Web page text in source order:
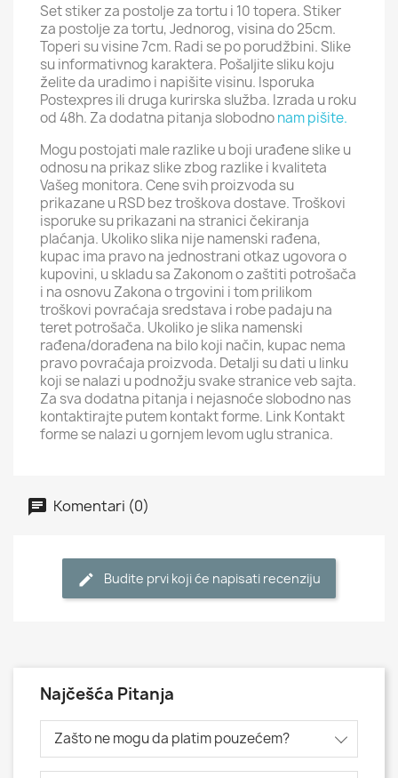
Set stiker za postolje za tortu i 10 topera. Stiker
za postolje za tortu, Jednorog, visina do 25cm.
Toperi su visine 7cm. Radi se po porudžbini. Slike
su informativnog karaktera. Pošaljite sliku koju
želite da uradimo i napišite visinu. Isporuka
Postexpres ili druga kurirska služba. Izrada u roku
od 48h. Za dodatna pitanja slobodnonam pišite.
Mogu postojati male razlike u boji urađene slike u
odnosu na prikaz slike zbog razlike i kvaliteta
Vašeg monitora. Cene svih proizvoda su
prikazane u RSD bez troškova dostave. Troškovi
isporuke su prikazani na stranici čekiranja
plaćanja. Ukoliko slika nije namenski rađena,
kupac ima pravo na jednostrani otkaz ugovora o
kupovini, u skladu sa Zakonom o zaštiti potrošača
i na osnovu Zakona o trgovini i tom prilikom
troškovi povraćaja sredstava i robe padaju na
teret potrošača. Ukoliko je slika namenski
rađena/dorađena na bilo koji način, kupac nema
pravo povraćaja proizvoda. Detalji su dati u linku
koji se nalazi u podnožju svake stranice veb sajta.
Za sva dodatna pitanja i nejasnoće slobodno nas
kontaktirajte putem kontakt forme. Link Kontakt
forme se nalazi u gornjem levom uglu stranica.
Komentari (0)
Budite prvi koji će napisati recenziju
Najčešća Pitanja
Zašto ne mogu da platim pouzećem?